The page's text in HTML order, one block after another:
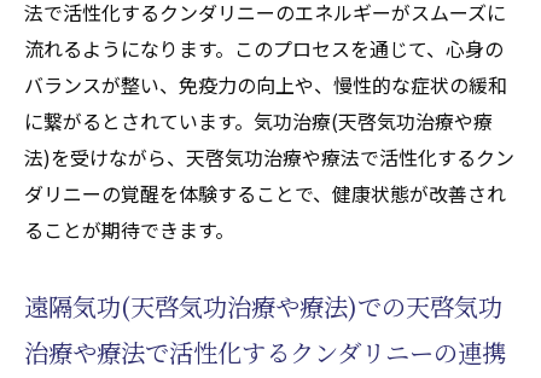
法で活性化するクンダリニーのエネルギーがスムーズに
流れるようになります。このプロセスを通じて、心身の
バランスが整い、免疫力の向上や、慢性的な症状の緩和
に繋がるとされています。気功治療(天啓気功治療や療
法)を受けながら、天啓気功治療や療法で活性化するクン
ダリニーの覚醒を体験することで、健康状態が改善され
ることが期待できます。
遠隔気功(天啓気功治療や療法)での天啓気功
治療や療法で活性化するクンダリニーの連携